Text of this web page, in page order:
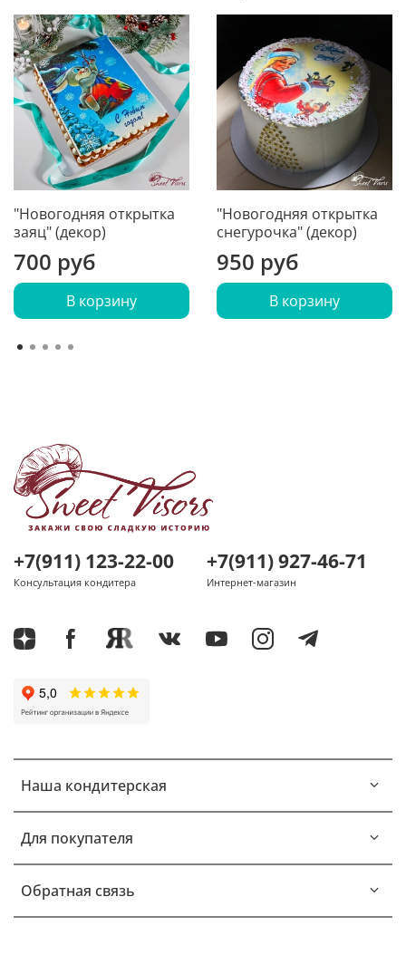
"Новогодняя открытка
заяц" (декор)
700 руб
В корзину
"Новогодняя открытка
снегурочка" (декор)
950 руб
В корзину
Наша кондитерская
Для покупателя
Обратная связь
+7(911) 123-22-00
Консультация кондитера
+7(911) 927-46-71
Интернет-магазин